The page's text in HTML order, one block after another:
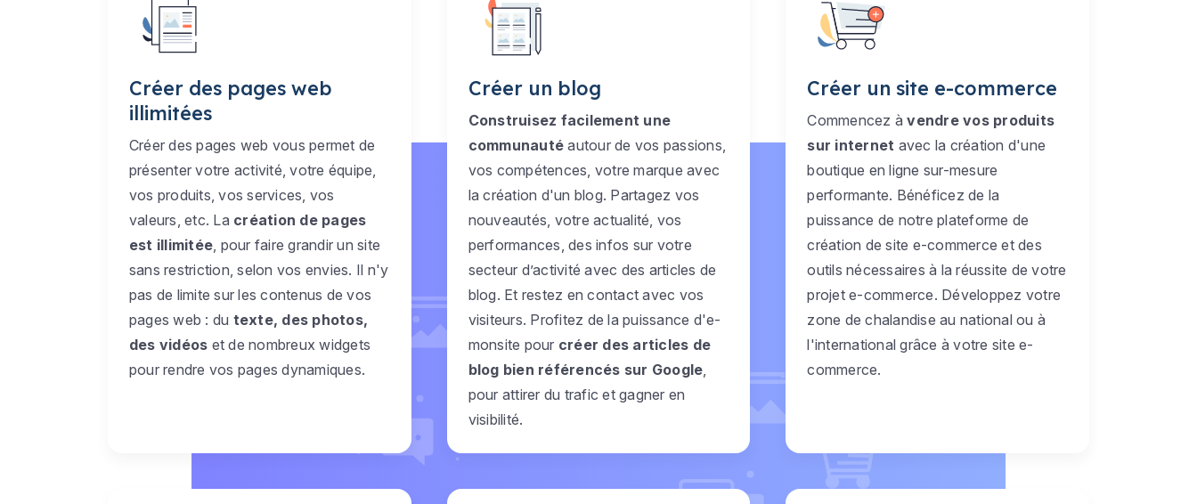
Créer des pages web
illimitées
Créer des pages web vous permet de
présenter votre activité, votre équipe,
vos produits, vos services, vos
valeurs, etc. La création de pages
est illimitée , pour faire grandir un site
sans restriction, selon vos envies. Il n'y
pas de limite sur les contenus de vos
pages web : du texte, des photos,
des vidéos et de nombreux widgets
pour rendre vos pages dynamiques.
Créer un blog
Construisez facilement une
communauté autour de vos passions,
vos compétences, votre marque avec
la création d'un blog. Partagez vos
nouveautés, votre actualité, vos
performances, des infos sur votre
secteur d’activité avec des articles de
blog. Et restez en contact avec vos
visiteurs. Profitez de la puissance d'e-
monsite pour créer des articles de
blog bien référencés sur Google
pour attirer du trafic et gagner en
visibilité.
Créer un site e-commerce
Commencez àvendre vos produits
sur internet avec la création d'une
boutique en ligne sur-mesure
performante. Bénéficez de la
puissance de notre plateforme de
création de site e-commerce et des
outils nécessaires à la réussite de votre
projet e-commerce. Développez votre
zone de chalandise au national ou à
l'international grâce à votre site e-
commerce.